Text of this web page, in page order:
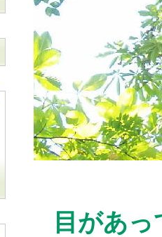
目があ